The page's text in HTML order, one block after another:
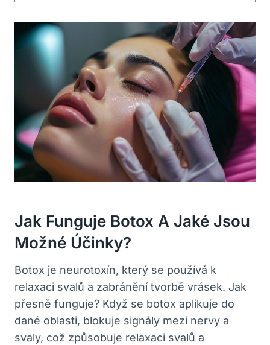
Jak Funguje Botox A Jaké Jsou
Možné Účinky?
Botox je neurotoxín, který se používá k
relaxaci svalů a zabránění tvorbě vrásek. Jak
přesně funguje? Když se botox aplikuje do
dané oblasti, blokuje signály mezi nervy a
svaly, což způsobuje relaxaci svalů a